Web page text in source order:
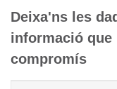
Deixa'ns les
informació que
compromís